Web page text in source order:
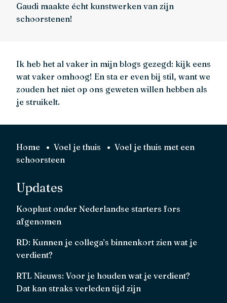
Gaudi maakte écht kunstwerken van zijn
schoorstenen!
Ik heb het al vaker in mijn blogs gezegd: kijk eens
wat vaker omhoog! En sta er even bij stil, want we
zouden het niet op ons geweten willen hebben als
je struikelt.
Home Voel je thuis
Voel je thuis met een
schoorsteen
Updates
Kooplust onder Nederlandse starters fors
afgenomen
RD: Kunnen je collega’s binnenkort zien wat je
verdient?
RTL Nieuws: Voor je houden wat je verdient?
Dat kan straks verleden tijd zijn